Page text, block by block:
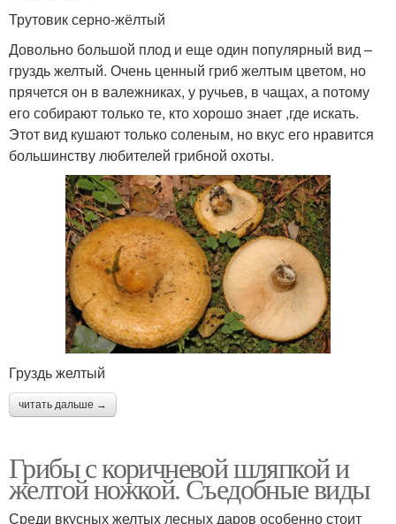
Трутовик серно-жёлтый
Довольно большой плод и еще один популярный вид –
груздь желтый. Очень ценный гриб желтым цветом, но
прячется он в валежниках, у ручьев, в чащах, а потому
его собирают только те, кто хорошо знает ,где искать.
Этот вид кушают только соленым, но вкус его нравится
большинству любителей грибной охоты.
Груздь желтый
читать дальше →
Грибы с коричневой шляпкой и
желтой ножкой. Съедобные виды
Среди вкусных желтых лесных даров особенно стоит